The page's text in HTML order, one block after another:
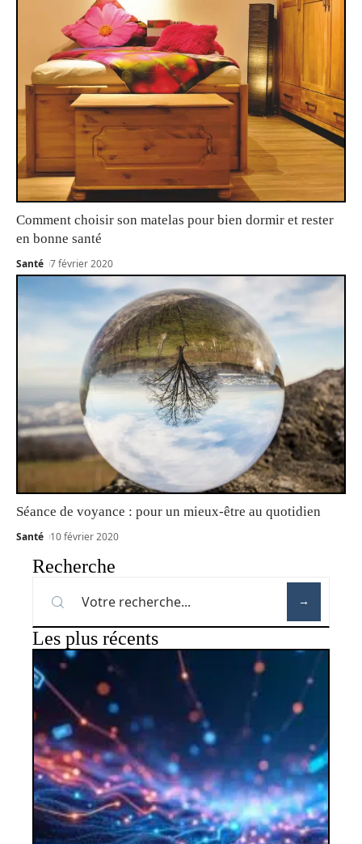
Comment choisir son matelas pour bien dormir et rester
en bonne santé
Santé 7 février 2020
Séance de voyance : pour un mieux-être au quotidien
Santé 10 février 2020
Recherche
Les plus récents